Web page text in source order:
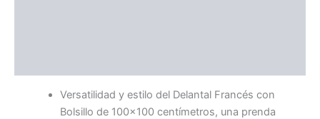
Versatilidad y estilo del Delantal Francés con
Bolsillo de 100×100 centímetros, una prenda